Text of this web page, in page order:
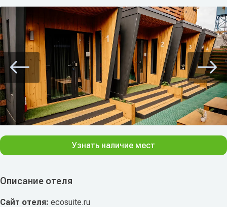
Описание отеля
Сайт отеля: ecosuite.ru
Узнать наличие мест